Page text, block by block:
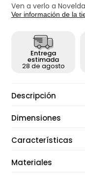
Ven a verlo a
Ver información de la
Entrega
estimada
28 de agosto
Descripción
Dimensiones
Características
Materiales